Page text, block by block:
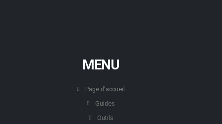
MENU
Page d'accueil
Guides
Outils